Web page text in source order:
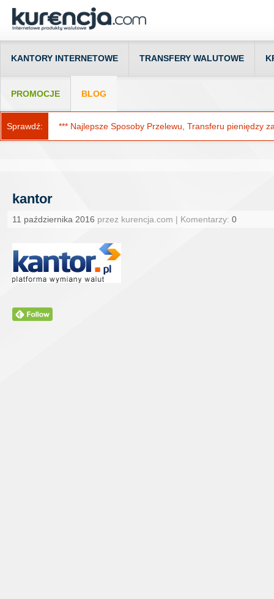
KANTORY INTERNETOWE TRANSFERY WALUTOWE
PROMOCJE BLOG
Sprawdź: *** Najlepsze Sposoby Przelewu, Transferu pieniędzy
kantor
11 października 2016 przez kurencja.com | Komentarzy: 0